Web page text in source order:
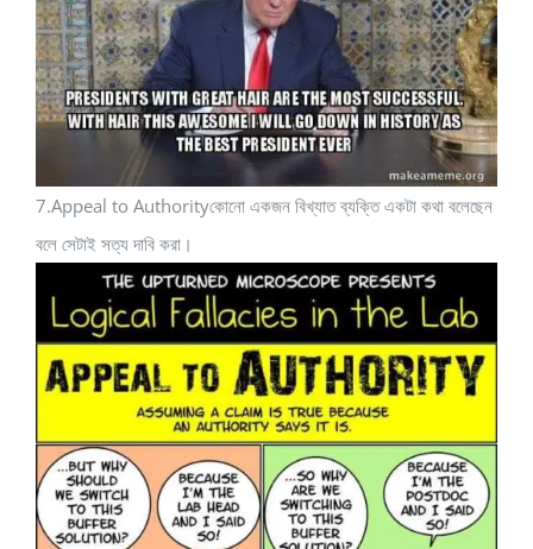
7.Appeal to Authorityকোনো একজন বিখ্যাত ব্যক্তি একটা কথা বলেছেন
বলে সেটাই সত্য দাবি করা।